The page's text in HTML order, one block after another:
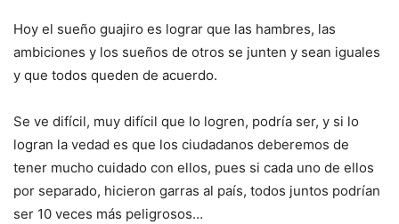
Hoy el sueño guajiro es lograr que las hambres, las
ambiciones y los sueños de otros se junten y sean iguales
y que todos queden de acuerdo.
Se ve difícil, muy difícil que lo logren, podría ser, y si lo
logran la vedad es que los ciudadanos deberemos de
tener mucho cuidado con ellos, pues si cada uno de ellos
por separado, hicieron garras al país, todos juntos podrían
ser 10 veces más peligrosos…